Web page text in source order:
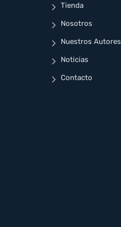
Tienda
Nosotros
Nuestros Autores
Noticias
Contacto